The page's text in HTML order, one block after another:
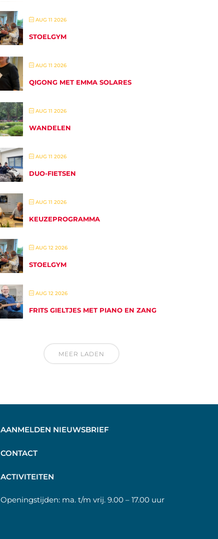
AUG 11 2026
STOELGYM
AUG 11 2026
QIGONG MET EMMA SOLARES
AUG 11 2026
WANDELEN
AUG 11 2026
DUO-FIETSEN
AUG 11 2026
KEUZEPROGRAMMA
AUG 12 2026
STOELGYM
AUG 12 2026
FRITS GIELTJES MET PIANO EN ZANG
MEER LADEN
AANMELDEN NIEUWSBRIEF
CONTACT
ACTIVITEITEN
Openingstijden: ma. t/m vrij. 9.00 – 17.00 uur